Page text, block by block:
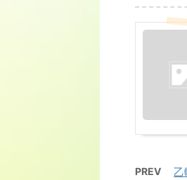
PREV 乙